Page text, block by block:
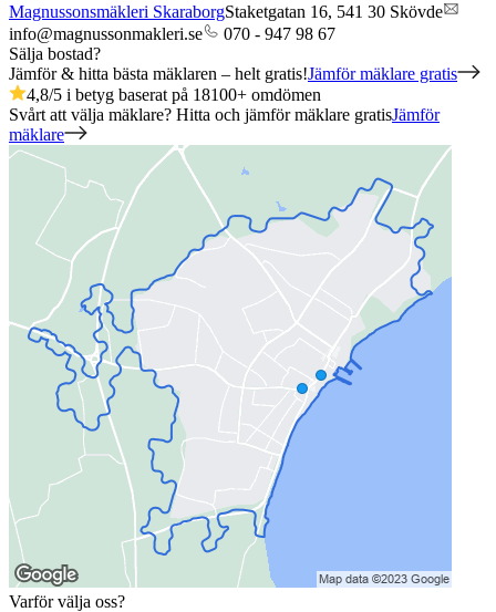
Magnussonsmäkleri SkaraborgStaketgatan 16, 541 30 Skövde
info@magnussonmakleri.se
070 - 947 98 67
Sälja bostad?
Jämför & hitta bästa mäklaren – helt gratis!Jämför mäklare gratis
4,8/5 i betyg baserat på 18100+ omdömen
Svårt att välja mäklare? Hitta och jämför mäklare gratisJämför
mäklare
Varför välja oss?